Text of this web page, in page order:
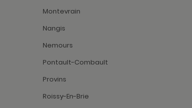
Montevrain
Nangis
Nemours
Pontault-Combault
Provins
Roissy-En-Brie